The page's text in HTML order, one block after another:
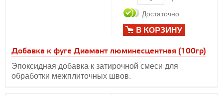
Добавка к фуге Диамант люминесцентная (100гр)
Эпоксидная добавка к затирочной смеси для
обработки межплиточных швов.
Достаточно
В КОРЗИНУ